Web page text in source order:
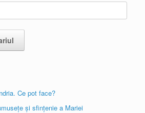
Ce pot face?
și sfințenie a Mariei